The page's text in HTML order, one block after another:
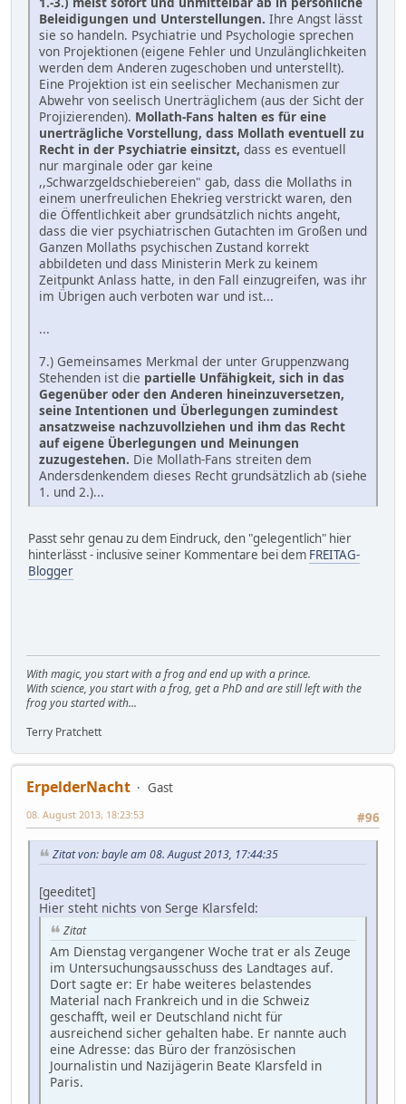
Beleidigungen und Unterstellungen. Ihre Angst lässt
sie so handeln. Psychiatrie und Psychologie sprechen
von Projektionen (eigene Fehler und Unzulänglichkeiten
werden dem Anderen zugeschoben und unterstellt).
Eine Projektion ist ein seelischer Mechanismen zur
Abwehr von seelisch Unerträglichem (aus der Sicht der
Projizierenden). Mollath-Fans halten es für eine
unerträgliche Vorstellung, dass Mollath eventuell zu
Recht in der Psychiatrie einsitzt, dass es eventuell
nur marginale oder gar keine
,,Schwarzgeldschiebereien" gab, dass die Mollaths in
einem unerfreulichen Ehekrieg verstrickt waren, den
die Öffentlichkeit aber grundsätzlich nichts angeht,
dass die vier psychiatrischen Gutachten im Großen und
Ganzen Mollaths psychischen Zustand korrekt
abbildeten und dass Ministerin Merk zu keinem
Zeitpunkt Anlass hatte, in den Fall einzugreifen, was ihr
im Übrigen auch verboten war und ist...
...
7.) Gemeinsames Merkmal der unter Gruppenzwang
Stehenden ist die partielle Unfähigkeit, sich in das
Gegenüber oder den Anderen hineinzuversetzen,
seine Intentionen und Überlegungen zumindest
ansatzweise nachzuvollziehen und ihm das Recht
auf eigene Überlegungen und Meinungen
zuzugestehen. Die Mollath-Fans streiten dem
Andersdenkendem dieses Recht grundsätzlich ab (siehe
1. und 2.)...
Passt sehr genau zu dem Eindruck, den "gelegentlich" hier
hinterlässt - inclusive seiner Kommentare bei dem FREITAG-
Blogger
With magic, you start with a frog and end up with a prince.
With science, you start with a frog, get a PhD and are still left with the
frog you started with...
Terry Pratchett
ErpelderNacht
Gast
#96
08. August 2013, 18:23:53
Zitat von: bayle am 08. August 2013, 17:44:35
[geeditet]
Hier steht nichts von Serge Klarsfeld:
Zitat
Am Dienstag vergangener Woche trat er als Zeuge
im Untersuchungsausschuss des Landtages auf.
Dort sagte er: Er habe weiteres belastendes
Material nach Frankreich und in die Schweiz
geschafft, weil er Deutschland nicht für
ausreichend sicher gehalten habe. Er nannte auch
eine Adresse: das Büro der französischen
Journalistin und Nazijägerin Beate Klarsfeld in
Paris.